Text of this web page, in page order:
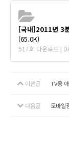
[국내]2011년 3
(65.0K)
517회 다운로드 |
이전글 TV용
다음글 모바일